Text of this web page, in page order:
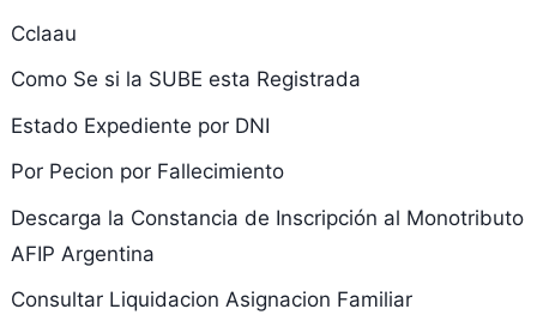
Cclaau
Como Se si la SUBE esta Registrada
Estado Expediente por DNI
Por Pecion por Fallecimiento
Descarga la Constancia de Inscripción al Monotributo
AFIP Argentina
Consultar Liquidacion Asignacion Familiar